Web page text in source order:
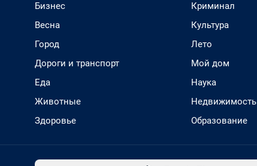
Бизнес
Весна
Город
Дороги и транспорт
Еда
Животные
Здоровье
Криминал
Культура
Лето
Мой дом
Наука
Недвижимость
Образование